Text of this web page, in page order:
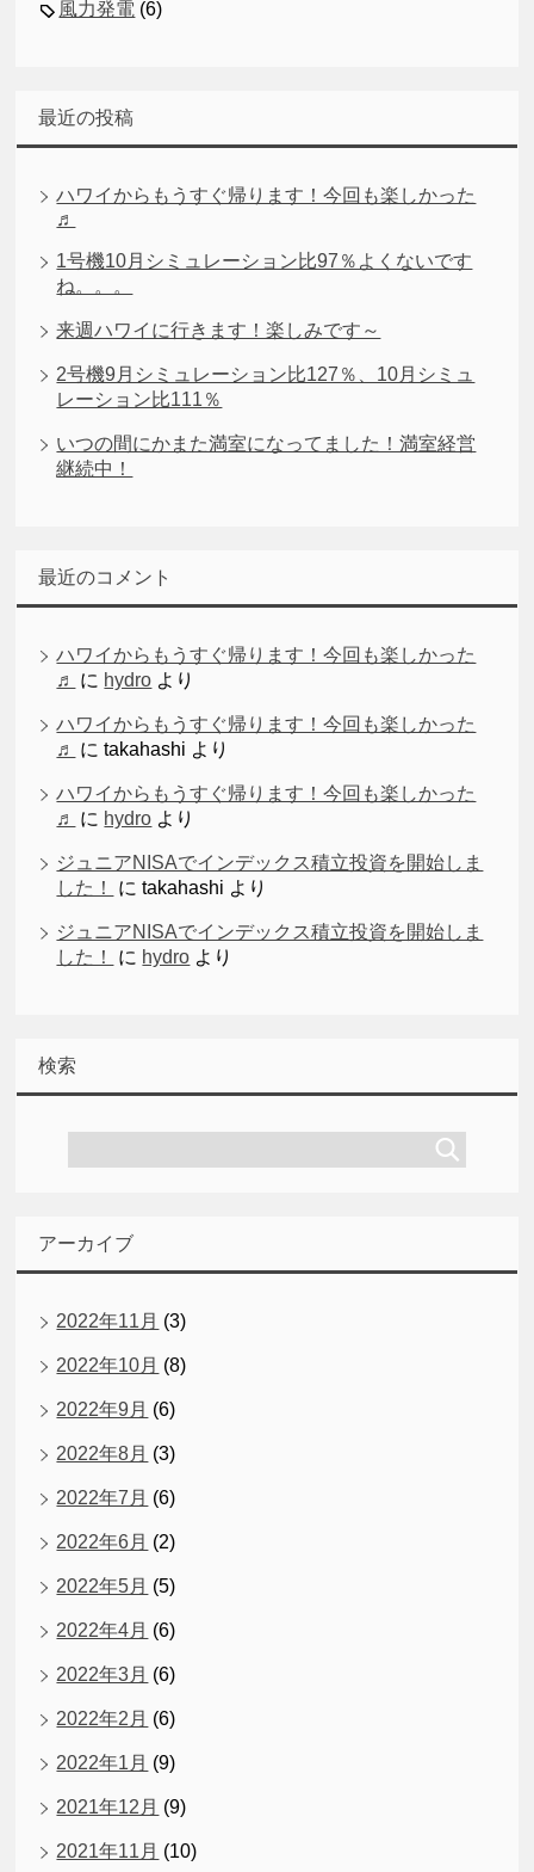
風力発電 (6)
最近の投稿
ハワイからもうすぐ帰ります！今回も楽しかった
♬
1号機10月シミュレーション比97％よくないです
ね。。。
来週ハワイに行きます！楽しみです～
2号機9月シミュレーション比127％、10月シミュ
レーション比111％
いつの間にかまた満室になってました！満室経営
継続中！
最近のコメント
ハワイからもうすぐ帰ります！今回も楽しかった
♬
に hydro より
ハワイからもうすぐ帰ります！今回も楽しかった
♬
にtakahashi より
ハワイからもうすぐ帰ります！今回も楽しかった
♬
に hydro より
ジュニアNISAでインデックス積立投資を開始しま
した！
にtakahashi より
ジュニアNISAでインデックス積立投資を開始しま
した！
に hydro より
検索
アーカイブ
2022年11月 (3)
2022年10月 (8)
2022年9月 (6)
2022年8月 (3)
2022年7月 (6)
2022年6月 (2)
2022年5月 (5)
2022年4月 (6)
2022年3月 (6)
2022年2月 (6)
2022年1月 (9)
2021年12月 (9)
2021年11月 (10)